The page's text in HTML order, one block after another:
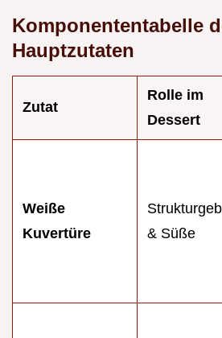
Komponententabelle
Hauptzutaten
Zutat
Rolle im
Dessert
Weiße
Kuvertüre
& Süße